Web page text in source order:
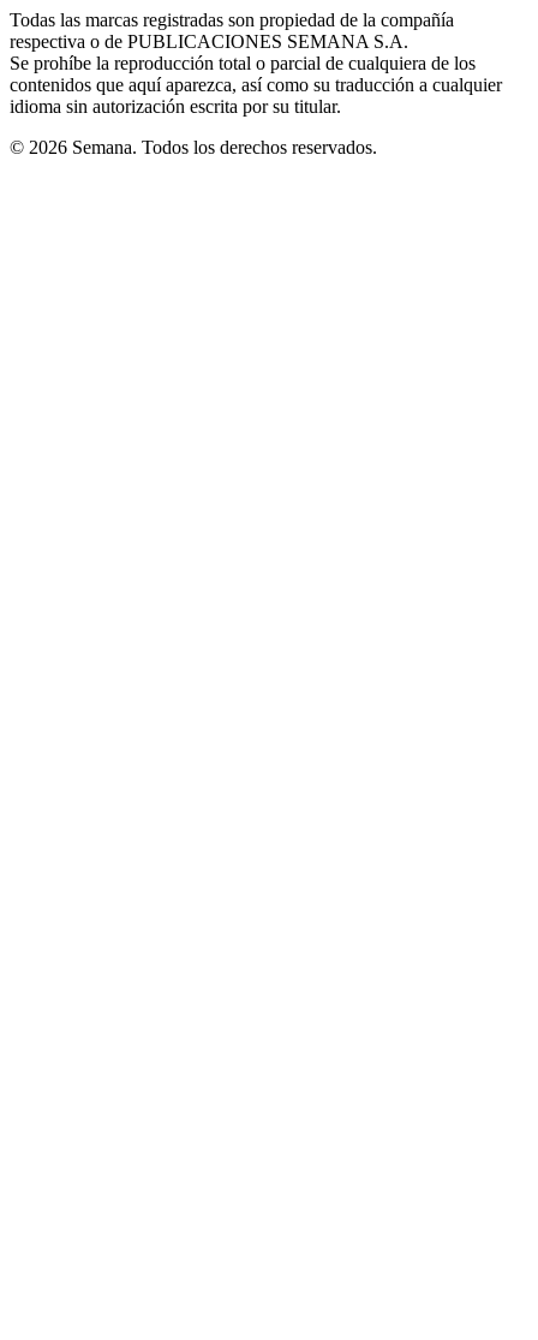
windowwindowwindow
new
window
Todas las marcas registradas son propiedad de la compañía
respectiva o de PUBLICACIONES SEMANA S.A.
Se prohíbe la reproducción total o parcial de cualquiera de los
contenidos que aquí aparezca, así como su traducción a cualquier
idioma sin autorización escrita por su titular.
© 2026 Semana. Todos los derechos reservados.